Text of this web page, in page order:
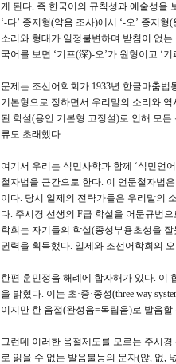
게 된다. 즉 한국어의 규칙성과 예술성을
‘-다’ 종지형(약음 조사)에서 ‘-오’ 종지
소리와 형태가 일정불변하며 받침이 없
국어를 보면 ‘기프(深)-오’가 원형이고 ‘
문제는 조선어학회가 1933년 한글마춤
기본형으로 정하면서 우리말의 소리와
된 학설(용언 기본형 고정설)로 인해 모
류도 초래했다.
여기서 우리는 식민사학과 함께 ‘식민언
철자법을 근간으로 한다. 이 언문철자법
이다. 당시 일제의 전략가들은 우리말의
다. 주시경 선생의 F급 학설을 어문규범
학회는 자기들의 학설(종성부용초성을
권력을 획득했다. 일제와 조선어학회의
한편 훈민정음 해례에 합자해가 있다. 이
을 밝혔다. 이는 초·중·종성(three way
이지만 한 음절(완성음=독립음)로 발음
그런데 이러한 음절제도를 모르는 주시
로 읽을 수 없는 발음불능의 문자(앉, 없,